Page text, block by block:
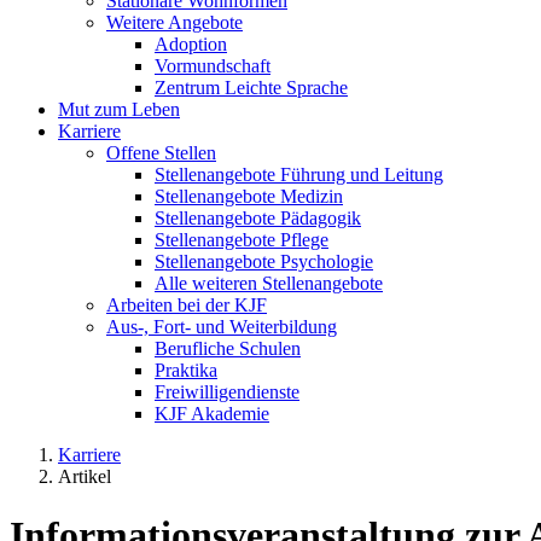
Weitere Angebote
Adoption
Vormundschaft
Zentrum Leichte Sprache
Mut zum Leben
Karriere
Offene Stellen
Stellenangebote Führung und Leitung
Stellenangebote Medizin
Stellenangebote Pädagogik
Stellenangebote Pflege
Stellenangebote Psychologie
Alle weiteren Stellenangebote
Arbeiten bei der KJF
Aus-, Fort- und Weiterbildung
Berufliche Schulen
Praktika
Freiwilligendienste
KJF Akademie
Karriere
Artikel